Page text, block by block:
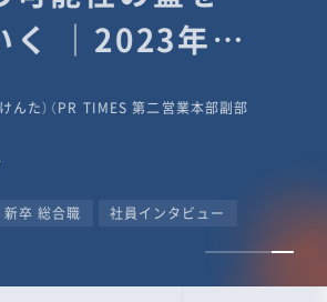
く ｜2023年度
#PR
人たち
んた）（PR TIMES 第二営業本部副部
新卒 総合職
社員インタビュー